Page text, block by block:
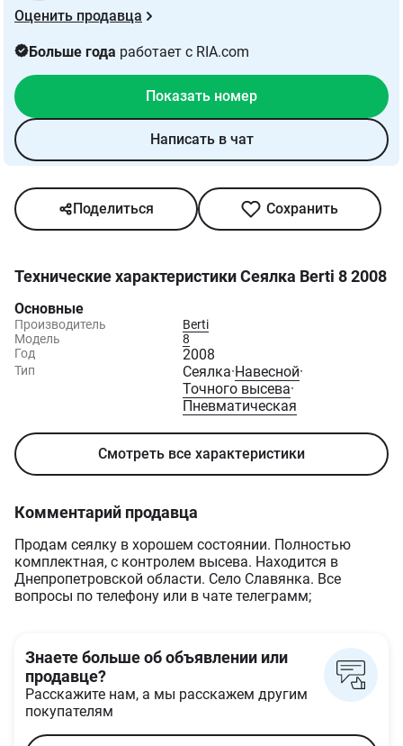
Оценить продавца
Больше года работает с RIA.com
Показать номер
Написать в чат
Поделиться Сохранить
Технические характеристикиСеялка Berti 8 2008
Основные
Производитель
Berti
Модель
8
Год
2008
Тип Сеялка·Навесной·
Точного высева·
Пневматическая
Смотреть все характеристики
Комментарий продавца
Продам сеялку в хорошем состоянии. Полностью
комплектная, с контролем высева. Находится в
Днепропетровской области. Село Славянка. Все
вопросы по телефону или в чате телеграмм;
Знаете больше об объявлении или
продавце?
Расскажите нам, а мы расскажем другим
покупателям